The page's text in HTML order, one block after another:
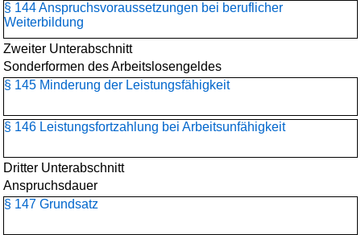
§ 144 Anspruchsvoraussetzungen bei beruflicher
Weiterbildung
Zweiter Unterabschnitt
Sonderformen des Arbeitslosengeldes
§ 145 Minderung der Leistungsfähigkeit
§ 146 Leistungsfortzahlung bei Arbeitsunfähigkeit
Dritter Unterabschnitt
Anspruchsdauer
§ 147 Grundsatz